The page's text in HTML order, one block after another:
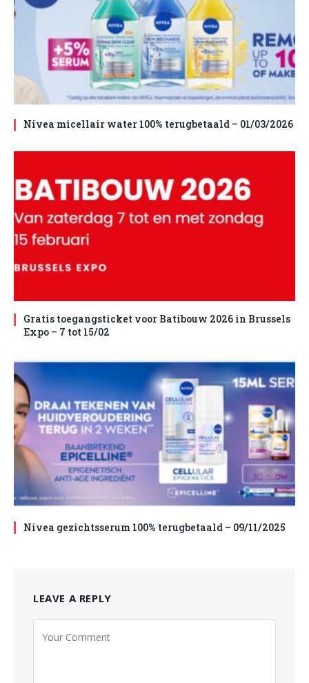
Nivea micellair water 100% terugbetaald – 01/03/2026
Gratis toegangsticket voor Batibouw 2026 in Brussels
Expo – 7 tot 15/02
Nivea gezichtsserum 100% terugbetaald – 09/11/2025
LEAVE A REPLY